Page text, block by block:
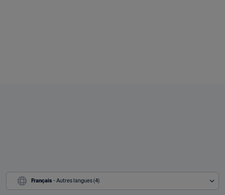
Français - Autres langues (4)